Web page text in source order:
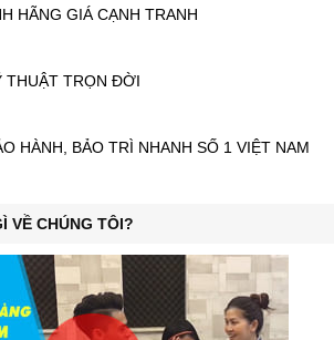
HÃNG GIÁ CẠNH TRANH
THUẬT TRỌN ĐỜI
HÀNH, BẢO TRÌ NHANH SỐ 1 VIỆT NAM
VỀ CHÚNG TÔI?